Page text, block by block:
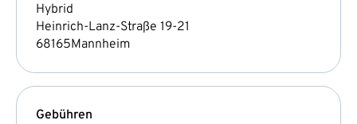
Hybrid
Heinrich-Lanz-Straße 19-21
68165Mannheim
Gebühren